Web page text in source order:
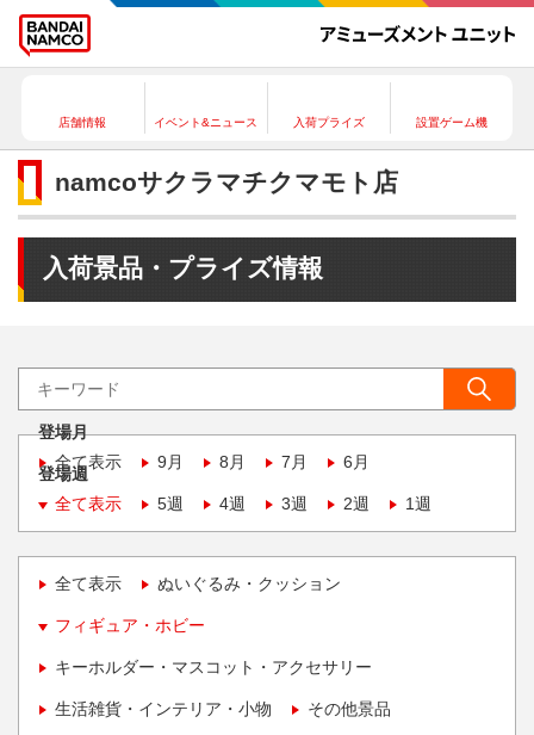
店舗情報 イベント&ニュース 入荷プライズ 設置ゲーム機
namcoサクラマチクマモト店
入荷景品・プライズ情報
登場月
全て表示
9月 8月 7月 6月
登場週
全て表示
5週 4週 3週 2週 1週
全て表示 ぬいぐるみ・クッション
フィギュア・ホビー
キーホルダー・マスコット・アクセサリー
生活雑貨・インテリア・小物 その他景品